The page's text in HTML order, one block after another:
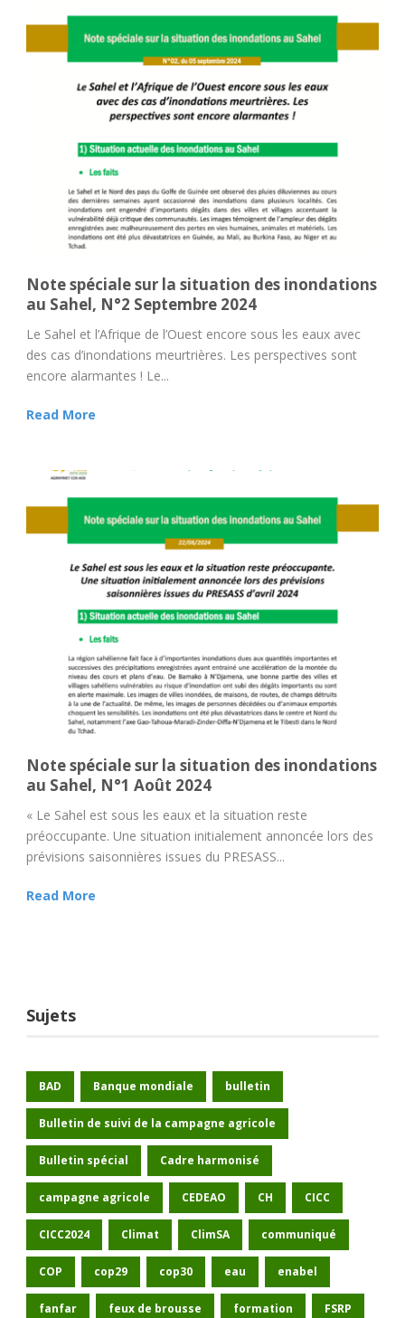
Note spéciale sur la situation des inondations
au Sahel, N°2 Septembre 2024
Le Sahel et l’Afrique de l’Ouest encore sous les eaux avec
des cas d’inondations meurtrières. Les perspectives sont
encore alarmantes ! Le...
Read More
Note spéciale sur la situation des inondations
au Sahel, N°1 Août 2024
« Le Sahel est sous les eaux et la situation reste
préoccupante. Une situation initialement annoncée lors des
prévisions saisonnières issues du PRESASS...
Read More
Sujets
BAD Banque mondiale bulletin
Bulletin de suivi de la campagne agricole
Bulletin spécial Cadre harmonisé
campagne agricole CEDEAO CH CICC
CICC2024 Climat ClimSA communiqué
COP cop29 cop30 eau enabel
fanfar feux de brousse formation FSRP